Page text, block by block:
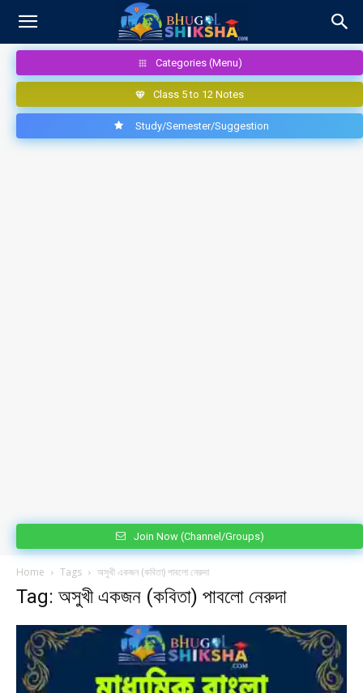
Categories (Menu)
Class 5 to 12 Notes
Study/Semester/Suggestion
Join Now (Channel/Groups)
Home Tags অসুখী একজন (কবিতা) পাবলো নেরুদা
Tag: অসুখী একজন (কবিতা) পাবলো নেরুদা